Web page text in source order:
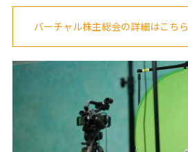
バーチャル株主総会の詳細はこちら